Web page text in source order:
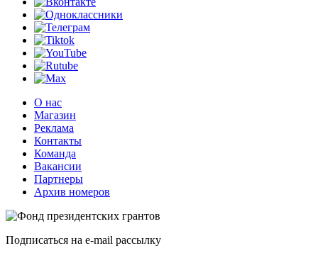
О нас
Магазин
Реклама
Контакты
Команда
Вакансии
Партнеры
Архив номеров
Подписаться на e-mail рассылку